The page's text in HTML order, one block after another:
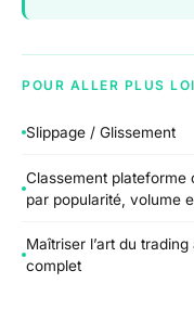
POUR ALLER PLUS
Slippage / Glissement
Classement
par popularité, volume
Maîtriser l’art du
complet